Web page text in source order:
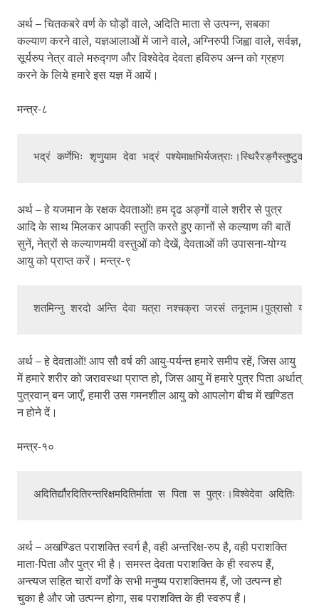
अर्थ – चितकबरे वर्ण के घोड़ों वाले, अदिति माता से उत्पन्न, सबका
कल्याण करने वाले, यज्ञआलाओं में जाने वाले, अग्निरुपी जिह्वा वाले, सर्वज्ञ,
सूर्यरुप नेत्र वाले मरुद्गण और विश्वेदेव देवता हविरुप अन्न को ग्रहण
करने के लिये हमारे इस यज्ञ में आयें।
मन्त्र-८
अर्थ – हे यजमान के रक्षक देवताओं! हम दृढ अङ्गों वाले शरीर से पुत्र
आदि के साथ मिलकर आपकी स्तुति करते हुए कानों से कल्याण की बातें
सुनें, नेत्रों से कल्याणमयी वस्तुओं को देखें, देवताओं की उपासना-योग्य
आयु को प्राप्त करें। मन्त्र-९
अर्थ – हे देवताओं! आप सौ वर्ष की आयु-पर्यन्त हमारे समीप रहें, जिस आयु
में हमारे शरीर को जरावस्था प्राप्त हो, जिस आयु में हमारे पुत्र पिता अर्थात्
पुत्रवान् बन जाएँ, हमारी उस गमनशील आयु को आपलोग बीच में खण्डित
न होने दें।
मन्त्र-१०
अर्थ – अखण्डित पराशक्ति स्वर्ग है, वही अन्तरिक्ष-रुप है, वही पराशक्ति
माता-पिता और पुत्र भी है। समस्त देवता पराशक्ति के ही स्वरुप हैं,
अन्त्यज सहित चारों वर्णों के सभी मनुष्य पराशक्तिमय हैं, जो उत्पन्न हो
चुका है और जो उत्पन्न होगा, सब पराशक्ति के ही स्वरुप हैं।